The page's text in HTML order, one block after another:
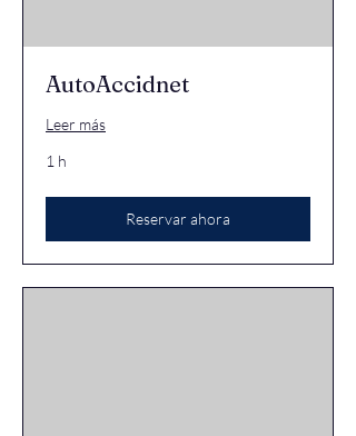
AutoAccidnet
Leer más
1 h
Reservar ahora